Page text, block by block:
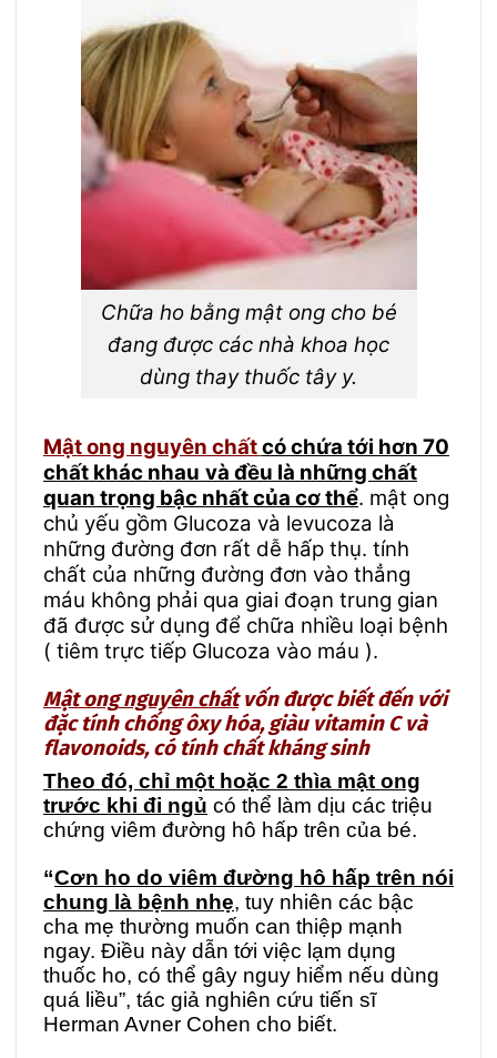
Chữa ho bằng mật ong cho bé
đang được các nhà khoa học
dùng thay thuốc tây y.
Mật ong nguyên chấtcó chứa tới hơn 70
chất khác nhau và đều là những chất
quan trọng bậc nhất của cơ thể. mật ong
chủ yếu gồm Glucoza và levucoza là
những đường đơn rất dễ hấp thụ. tính
chất của những đường đơn vào thẳng
máu không phải qua giai đoạn trung gian
đã được sử dụng để chữa nhiều loại bệnh
( tiêm trực tiếp Glucoza vào máu ).
Mật ongnguyên chấtvốn được biết đến với
đặc tính chống ôxy hóa, giàu vitamin C và
flavonoids, có tính chất kháng sinh
Theo đó, chỉ một hoặc 2 thìa mật ong
trước khi đi ngủ có thể làm dịu các triệu
chứng viêm đường hô hấp trên của bé.
“Cơn ho do viêm đường hô hấp trên nói
chung là bệnh nhẹ, tuy nhiên các bậc
cha mẹ thường muốn can thiệp mạnh
ngay. Điều này dẫn tới việc lạm dụng
thuốc ho, có thể gây nguy hiểm nếu dùng
quá liều”, tác giả nghiên cứu tiến sĩ
Herman Avner Cohen cho biết.